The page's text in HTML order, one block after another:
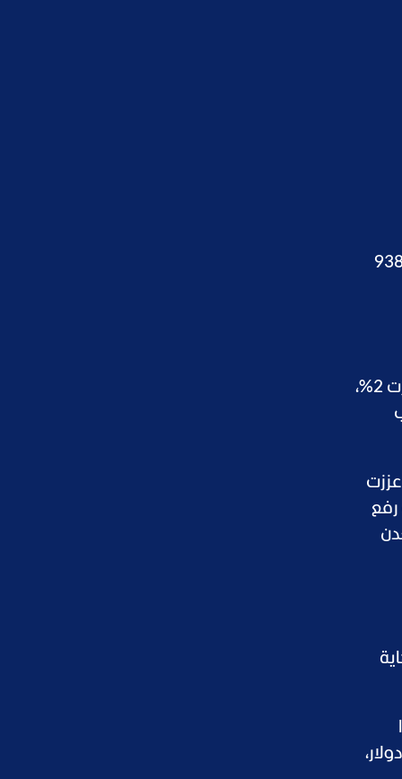
السبت، عند نحو 665.44 دينارًا، بما يعادل 938.48
سجلت أونصة الذهب في السوق الفورية إغلاقا عند نحو 4,175 دولارًا، محققة مكاسب أسبوعية تجاوزت 2%،
رفع
واصلت الأونصة العالمية تماسكها فوق مستويات الدعم الحالية، مع استهداف إعادة اختبار حاجز 4,200 دولار،